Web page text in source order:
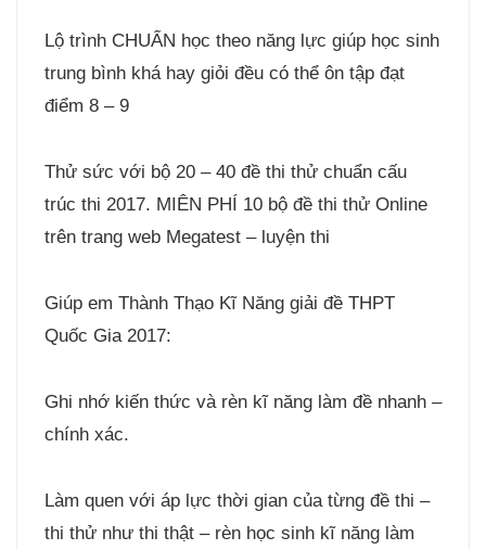
Lộ trình CHUẨN học theo năng lực giúp học sinh
trung bình khá hay giỏi đều có thể ôn tập đạt
điểm 8 – 9
Thử sức với bộ 20 – 40 đề thi thử chuẩn cấu
trúc thi 2017. MIÊN PHÍ 10 bộ đề thi thử Online
trên trang web Megatest – luyện thi
Giúp em Thành Thạo Kĩ Năng giải đề THPT
Quốc Gia 2017:
Ghi nhớ kiến thức và rèn kĩ năng làm đề nhanh –
chính xác.
Làm quen với áp lực thời gian của từng đề thi –
thi thử như thi thật – rèn học sinh kĩ năng làm